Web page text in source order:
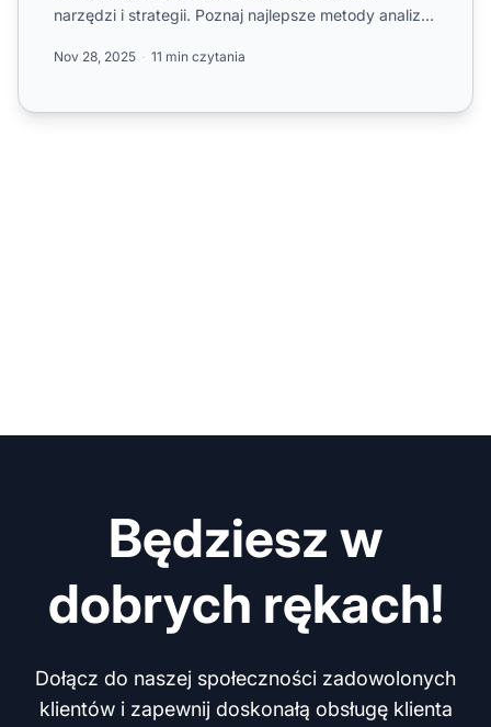
narzędzi i strategii. Poznaj najlepsze metody analizy
Nov 28, 2025 11 min czytania
Będziesz w
dobrych rękach!
Dołącz do naszej społeczności zadowolonych
klientów i zapewnij doskonałą obsługę klienta